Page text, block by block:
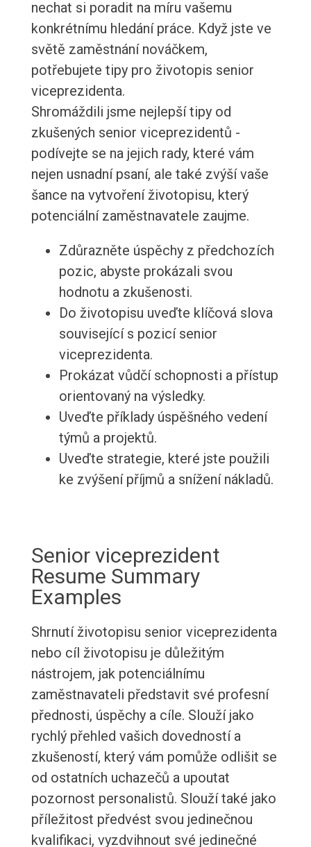
nechat si poradit na míru vašemu
konkrétnímu hledání práce. Když jste ve
světě zaměstnání nováčkem,
potřebujete tipy pro životopis senior
viceprezidenta.
Shromáždili jsme nejlepší tipy od
zkušených senior viceprezidentů -
podívejte se na jejich rady, které vám
nejen usnadní psaní, ale také zvýší vaše
šance na vytvoření životopisu, který
potenciální zaměstnavatele zaujme.
Zdůrazněte úspěchy z předchozích
pozic, abyste prokázali svou
hodnotu a zkušenosti.
Do životopisu uveďte klíčová slova
související s pozicí senior
viceprezidenta.
Prokázat vůdčí schopnosti a přístup
orientovaný na výsledky.
Uveďte příklady úspěšného vedení
týmů a projektů.
Uveďte strategie, které jste použili
ke zvýšení příjmů a snížení nákladů.
Senior viceprezident
Resume Summary
Examples
Shrnutí životopisu senior viceprezidenta
nebo cíl životopisu je důležitým
nástrojem, jak potenciálnímu
zaměstnavateli představit své profesní
přednosti, úspěchy a cíle. Slouží jako
rychlý přehled vašich dovedností a
zkušeností, který vám pomůže odlišit se
od ostatních uchazečů a upoutat
pozornost personalistů. Slouží také jako
příležitost předvést svou jedinečnou
kvalifikaci, vyzdvihnout své jedinečné